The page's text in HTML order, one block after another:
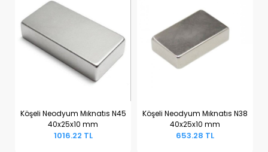
Sepete Ekle
Köşeli Neodyum Mıknatıs N45
40x25x10 mm
1016.22 TL
Sepete Ekle
Köşeli Neodyum Mıknatıs N38
40x25x10 mm
653.28 TL